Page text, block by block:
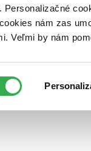
nám zas
Veľmi by nám